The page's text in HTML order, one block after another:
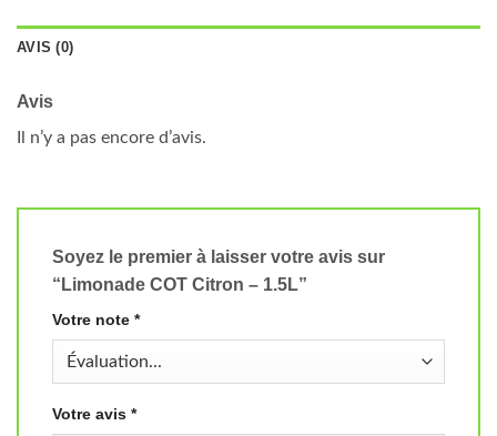
AVIS (0)
Avis
Il n’y a pas encore d’avis.
Soyez le premier à laisser votre avis sur
“Limonade COT Citron – 1.5L”
Votre note *
Votre avis *